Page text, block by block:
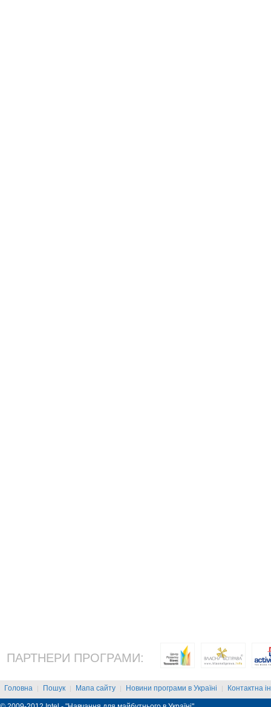
ПАРТНЕРИ ПРОГРАМИ:
Головна | Пошук | Мапа сайту | Новини програми в Україні | Контактна